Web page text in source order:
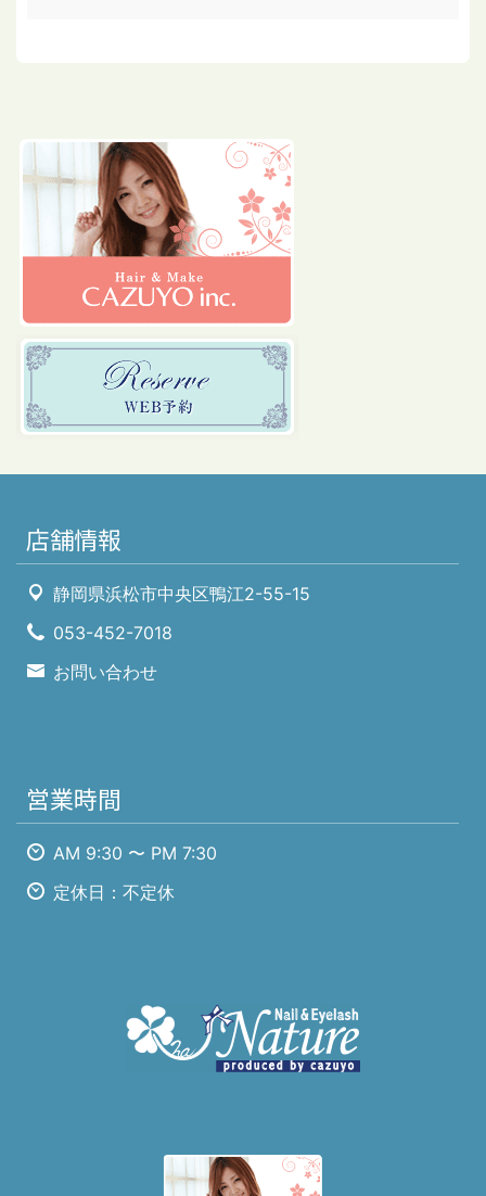
店舗情報
静岡県浜松市中央区鴨江2-55-15
053-452-7018
お問い合わせ
営業時間
AM 9:30 〜 PM 7:30
定休日：不定休